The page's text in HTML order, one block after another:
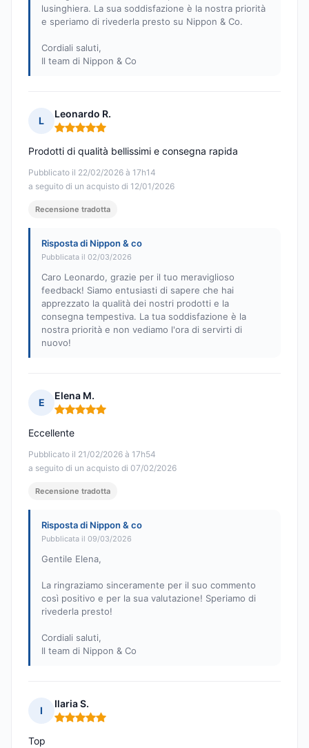
lusinghiera. La sua soddisfazione è la nostra priorità
e speriamo di rivederla presto su Nippon & Co.
Cordiali saluti,
Il team di Nippon & Co
L
Leonardo R.
Nota: 5 su 5
Pubblicato il 22/02/2026 à 17h14
a seguito di un acquisto di 12/01/2026
Prodotti di qualità bellissimi e consegna rapida
Recensione tradotta
Risposta di Nippon & co
Pubblicata il 02/03/2026
Caro Leonardo, grazie per il tuo meraviglioso
feedback! Siamo entusiasti di sapere che hai
apprezzato la qualità dei nostri prodotti e la
consegna tempestiva. La tua soddisfazione è la
nostra priorità e non vediamo l'ora di servirti di
nuovo!
E
Elena M.
Nota: 5 su 5
Pubblicato il 21/02/2026 à 17h54
a seguito di un acquisto di 07/02/2026
Eccellente
Recensione tradotta
Risposta di Nippon & co
Pubblicata il 09/03/2026
Gentile Elena,
La ringraziamo sinceramente per il suo commento
così positivo e per la sua valutazione! Speriamo di
rivederla presto!
Cordiali saluti,
Il team di Nippon & Co
I
Ilaria S.
Nota: 5 su 5
Top